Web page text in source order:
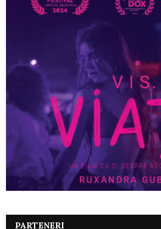
PARTENERI